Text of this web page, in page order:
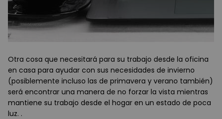
Otra cosa que necesitará para su trabajo desde la oficina
en casa para ayudar con sus necesidades de invierno
(posiblemente incluso las de primavera y verano también)
será encontrar una manera de no forzar la vista mientras
mantiene su trabajo desde el hogar en un estado de poca
luz. .